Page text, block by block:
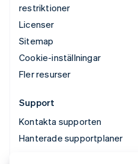
restriktioner
Licenser
Sitemap
Cookie-inställningar
Fler resurser
Support
Kontakta supporten
Hanterade supportplaner